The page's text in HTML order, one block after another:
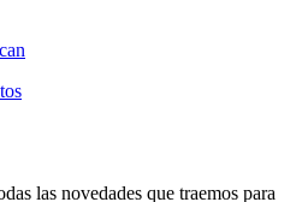
las novedades que traemos para